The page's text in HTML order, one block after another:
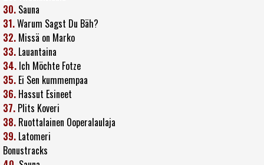
30. Sauna
31.Warum Sagst Du Bäh?
32. Missä on Marko
33. Lauantaina
34. Ich Möchte Fotze
35. Ei Sen kummempaa
36. Hassut Esineet
37. Plits Koveri
38. Ruottalainen Ooperalaulaja
39. Latomeri
Bonustracks